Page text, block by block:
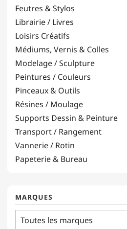
Feutres & Stylos
Librairie / Livres
Loisirs Créatifs
Médiums, Vernis & Colles
Modelage / Sculpture
Peintures / Couleurs
Pinceaux & Outils
Résines / Moulage
Supports Dessin & Peinture
Transport / Rangement
Vannerie / Rotin
Papeterie & Bureau
MARQUES
Toutes les marques